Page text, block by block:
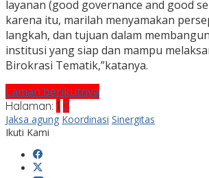
layanan (good governance and good
karena itu, marilah menyamakan
langkah, dan tujuan dalam
institusi yang siap dan mampu
Birokrasi Tematik,”katanya.
Laman berikutnya
Halaman: 1 2
Jaksa agung Koordinasi Sinergitas
Ikuti Kami